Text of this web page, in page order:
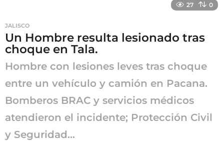
g
27 0
JALISCO
Un Hombre resulta lesionado tras
choque en Tala.
Hombre con lesiones leves tras choque
entre un vehículo y camión en Pacana.
Bomberos BRAC y servicios médicos
atendieron el incidente; Protección Civil
y Seguridad...